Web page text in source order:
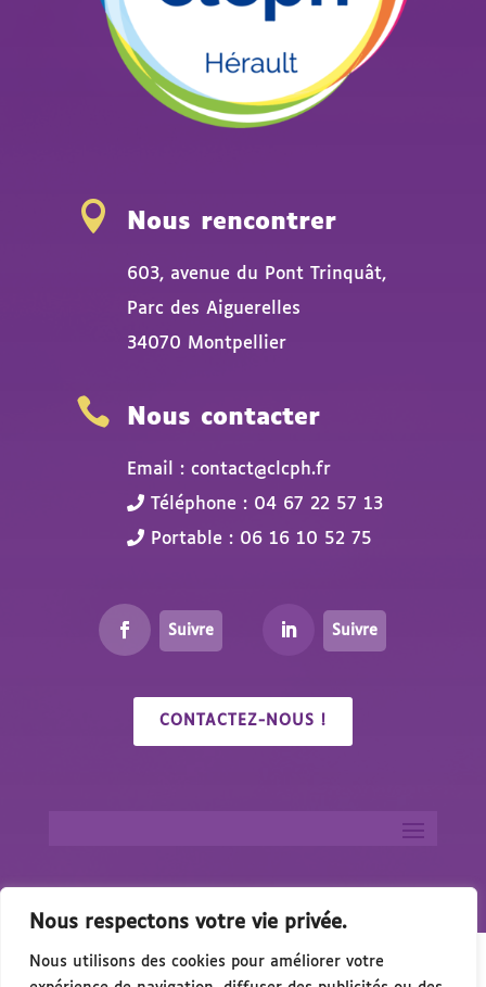
Nous respectons votre vie privée.
Nous utilisons des cookies pour améliorer votre
 Nous rencontrer
603, avenue du Pont Trinquât,
Parc des Aiguerelles
34070 Montpellier
 Nous contacter
Email : contact@clcph.fr
Téléphone : 04 67 22 57 13
Portable : 06 16 10 52 75
Suivre Suivre
CONTACTEZ-NOUS !